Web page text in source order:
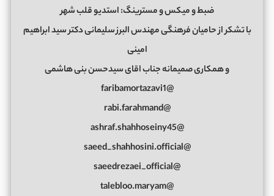
ضبط و میکس و مسترینگ: استدیو قلب شهر
با تشکر از حامیان فرهنگی مهندس البرز سلیمانی دکتر سید ابراهیم
امینی
و همکاری صمیمانه جناب اقای سیدحسن بنی هاشمی
@faribamortazavi1
@rabi.farahmand
@ashraf.shahhoseiny45
@saeed_shahhosini.official
@saeedrezaei_official
@talebloo.maryam